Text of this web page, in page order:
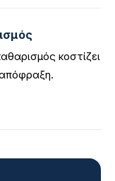
κοστίζει